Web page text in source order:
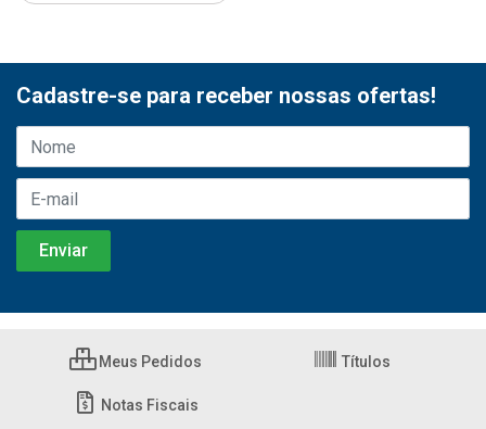
Cadastre-se para receber nossas ofertas!
Meus Pedidos Títulos
Notas Fiscais